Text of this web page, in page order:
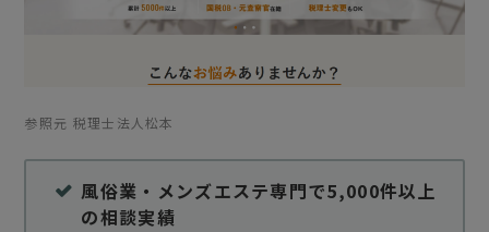
参照元 税理士法人松本
風俗業・メンズエステ専門で5,000件以上
の相談実績